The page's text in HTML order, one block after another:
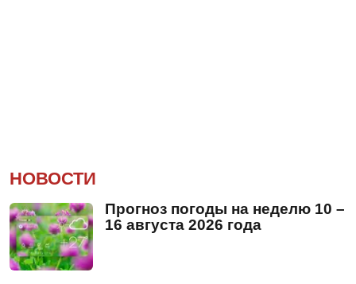
НОВОСТИ
Прогноз погоды на неделю 10 –
16 августа 2026 года